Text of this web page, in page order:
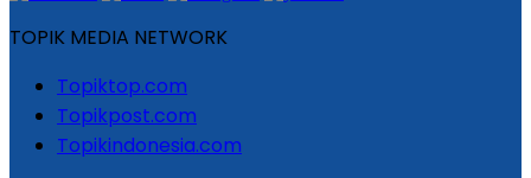
TOPIK MEDIA NETWORK
Topiktop.com
Topikpost.com
Topikindonesia.com